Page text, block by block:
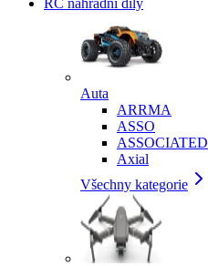
RC náhradní díly
Auta
ARRMA
ASSO
ASSOCIATED
Axial
Všechny kategorie